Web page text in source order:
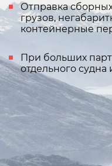
Отправка
грузов,
контейнерные
При больших
отдельного